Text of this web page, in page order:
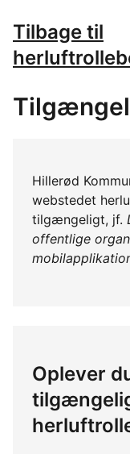
Tilbage til
Hillerød
webstedet
tilgængeligt, jf.
offentlige
Oplever